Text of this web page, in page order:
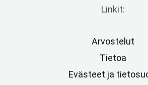
Linkit:
Arvostelut
Tietoa
Evästeet ja